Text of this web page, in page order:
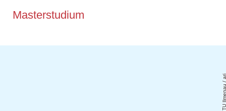
Masterstudium
TU